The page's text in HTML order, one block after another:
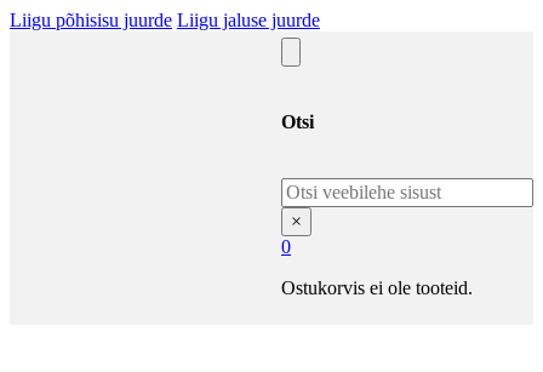
Liigu põhisisu juurde Liigu jaluse juurde
Otsi
Otsi
×
0
Ostukorvis ei ole tooteid.